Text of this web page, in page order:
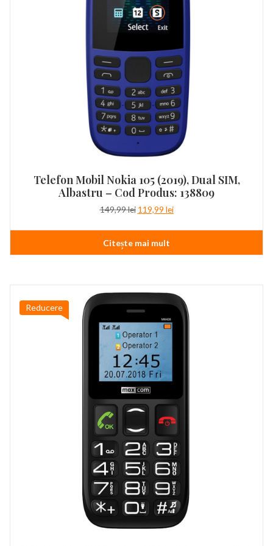
Telefon Mobil Nokia 105 (2019), Dual SIM,
Albastru – Cod Produs: 138809
149,99lei Prețul
a
fost:
149,99 lei.
119,99 leiPrețul
este:
Citește mai mult
Reducere